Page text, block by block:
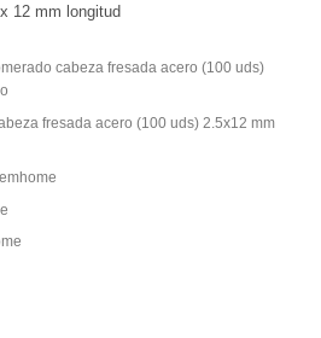
12 mm longitud
cabeza fresada acero (100 uds)
fresada acero (100 uds) 2.5x12 mm